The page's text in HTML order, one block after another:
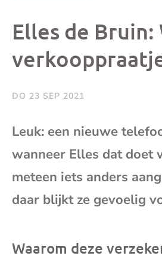
Elles de Bruin:
DO 23 SEP 2021
Leuk: een nieuwe
wanneer Elles dat doet
meteen iets anders
daar blijkt ze gevoelig
Waarom deze